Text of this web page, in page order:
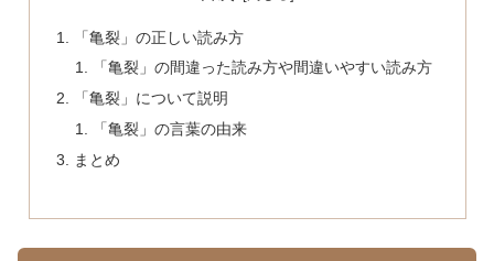
「亀裂」の正しい読み方
「亀裂」の間違った読み方や間違いやすい読み方
「亀裂」について説明
「亀裂」の言葉の由来
まとめ